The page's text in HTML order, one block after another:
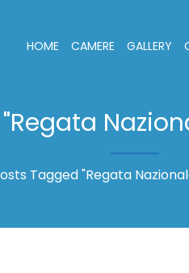
HOME CAMERE GALLERY
Tagged "Regata